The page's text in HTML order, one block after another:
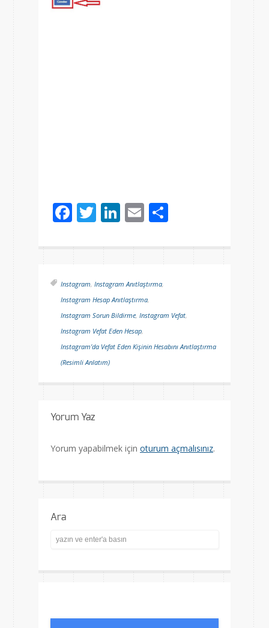
Facebook
Twitter
LinkedIn
Email
Instagram, Instagram Anıtlaştırma,
Instagram Hesap Anıtlaştırma,
Instagram Sorun Bildirme, Instagram Vefat,
Instagram Vefat Eden Hesap,
Instagram’da Vefat Eden Kişinin Hesabını Anıtlaştırma
(Resimli Anlatım)
Yorum Yaz
Yorum yapabilmek için oturum açmalısınız.
Ara